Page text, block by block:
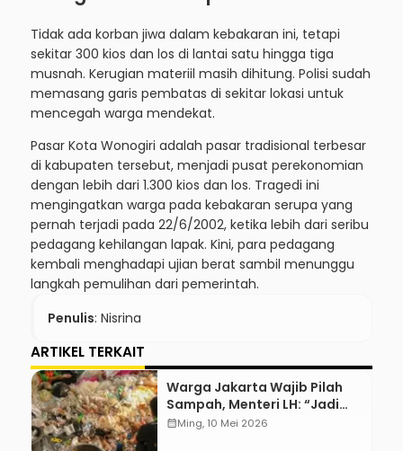
Tidak ada korban jiwa dalam kebakaran ini, tetapi
sekitar 300 kios dan los di lantai satu hingga tiga
musnah. Kerugian materiil masih dihitung. Polisi sudah
memasang garis pembatas di sekitar lokasi untuk
mencegah warga mendekat.
Pasar Kota Wonogiri adalah pasar tradisional terbesar
di kabupaten tersebut, menjadi pusat perekonomian
dengan lebih dari 1.300 kios dan los. Tragedi ini
mengingatkan warga pada kebakaran serupa yang
pernah terjadi pada 22/6/2002, ketika lebih dari seribu
pedagang kehilangan lapak. Kini, para pedagang
kembali menghadapi ujian berat sambil menunggu
langkah pemulihan dari pemerintah.
Penulis: Nisrina
ARTIKEL TERKAIT
Warga Jakarta Wajib Pilah
Sampah, Menteri LH: “Jadi
Contoh Nih”
calendar_monthMing, 10 Mei 2026